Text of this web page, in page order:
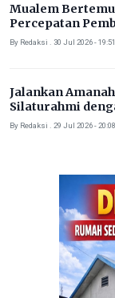
Mualem
Percepatan
By Redaksi . 30 Jul 2026 - 19:51
Jalankan
Silaturahmi
By Redaksi . 29 Jul 2026 - 20:08